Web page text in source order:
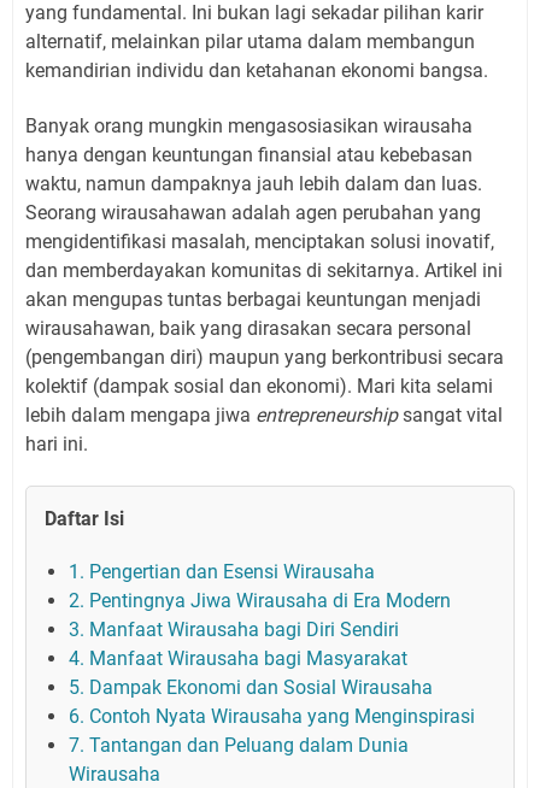
yang fundamental. Ini bukan lagi sekadar pilihan karir
alternatif, melainkan pilar utama dalam membangun
kemandirian individu dan ketahanan ekonomi bangsa.
Banyak orang mungkin mengasosiasikan wirausaha
hanya dengan keuntungan finansial atau kebebasan
waktu, namun dampaknya jauh lebih dalam dan luas.
Seorang wirausahawan adalah agen perubahan yang
mengidentifikasi masalah, menciptakan solusi inovatif,
dan memberdayakan komunitas di sekitarnya. Artikel ini
akan mengupas tuntas berbagai keuntungan menjadi
wirausahawan, baik yang dirasakan secara personal
(pengembangan diri) maupun yang berkontribusi secara
kolektif (dampak sosial dan ekonomi). Mari kita selami
lebih dalam mengapa jiwa entrepreneurshipsangat vital
hari ini.
Daftar Isi
1. Pengertian dan Esensi Wirausaha
2. Pentingnya Jiwa Wirausaha di Era Modern
3. Manfaat Wirausaha bagi Diri Sendiri
4. Manfaat Wirausaha bagi Masyarakat
5. Dampak Ekonomi dan Sosial Wirausaha
6. Contoh Nyata Wirausaha yang Menginspirasi
7. Tantangan dan Peluang dalam Dunia
Wirausaha